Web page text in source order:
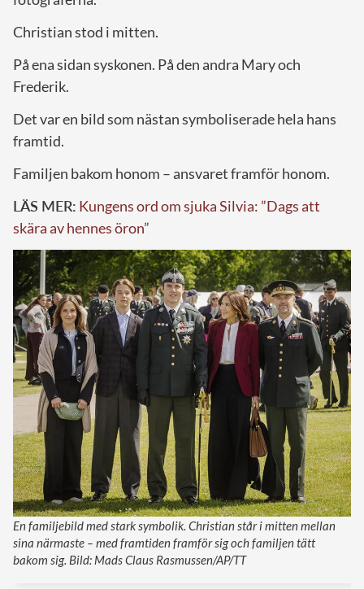
Christian stod i mitten.
På ena sidan syskonen. På den andra Mary och
Frederik.
Det var en bild som nästan symboliserade hela hans
framtid.
Familjen bakom honom – ansvaret framför honom.
LÄS MER: Kungens ord om sjuka Silvia: ”Dags att
skära av hennes öron”
En familjebild med stark symbolik. Christian står i mitten mellan
sina närmaste – med framtiden framför sig och familjen tätt
bakom sig. Bild: Mads Claus Rasmussen/AP/TT